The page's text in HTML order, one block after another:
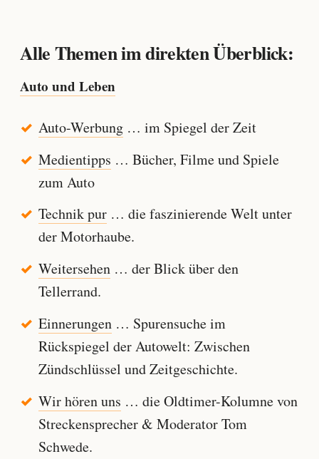
Alle Themen im direkten Überblick:
Auto und Leben
Auto-Werbung… im Spiegel der Zeit
Medientipps … Bücher, Filme und Spiele
zum Auto
Technik pur… die faszinierende Welt unter
der Motorhaube.
Weitersehen… der Blick über den
Tellerrand.
Einnerungen… Spurensuche im
Rückspiegel der Autowelt: Zwischen
Zündschlüssel und Zeitgeschichte.
Wir hören uns … die Oldtimer-Kolumne von
Streckensprecher & Moderator Tom
Schwede.